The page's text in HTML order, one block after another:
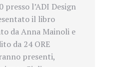
l’ADI Design
il libro
da Anna Mainoli e
da 24 ORE
presenti,